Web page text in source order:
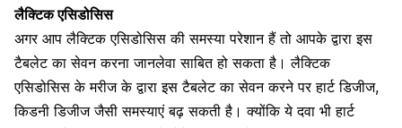
लैक्टिक एसिडोसिस
अगर आपलैक्टिक एसिडोसिस की समस्या परेशान हैं तो आपके द्वारा इस
टैबलेट का सेवन करना जानलेवा साबित हो सकता है। लैक्टिक
एसिडोसिस के मरीज के द्वारा इस टैबलेट का सेवन करने पर हार्ट डिजीज,
किडनी डिजीज जैसी समस्याएं बढ़ सकती है। क्योंकि ये दवा भी हार्ट